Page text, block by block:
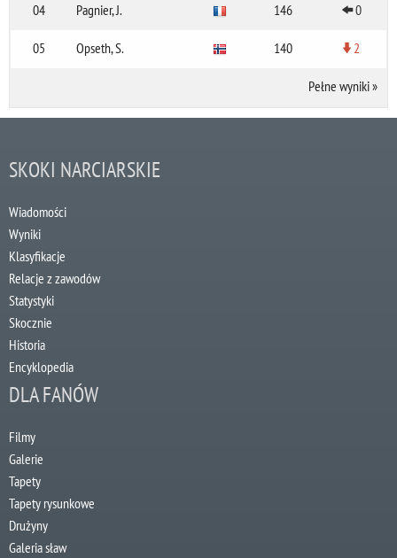
04 Pagnier, J. 146 0
05 Opseth, S. 140 2
Pełne wyniki»
SKOKI NARCIARSKIE
Wiadomości
Wyniki
Klasyfikacje
Relacje z zawodów
Statystyki
Skocznie
Historia
Encyklopedia
DLA FANÓW
Filmy
Galerie
Tapety
Tapety rysunkowe
Drużyny
Galeria sław